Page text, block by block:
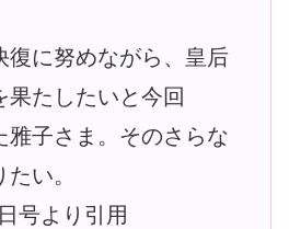
復に努めながら、皇后
果たしたいと今回
雅子さま。そのさらな
い。
号より引用